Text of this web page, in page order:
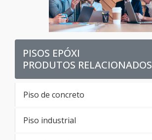
PISOS EPÓXI
PRODUTOS RELACIONADOS
Piso de concreto
Piso industrial